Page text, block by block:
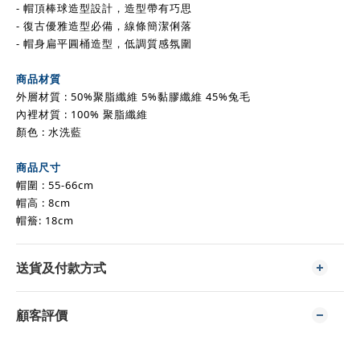
- 帽頂棒球造型設計，造型帶有巧思
- 復古優雅造型必備，線條簡潔俐落
- 帽身扁平圓桶造型，低調質感氛圍
商品材質
外層材質 : 50%聚脂纖維 5%黏膠纖維 45%兔毛
內裡材質 : 100% 聚脂纖維
顏色 : 水洗藍
商品尺寸
帽圍 : 55-66cm
帽高 : 8cm
帽簷: 18cm
送貨及付款方式
顧客評價